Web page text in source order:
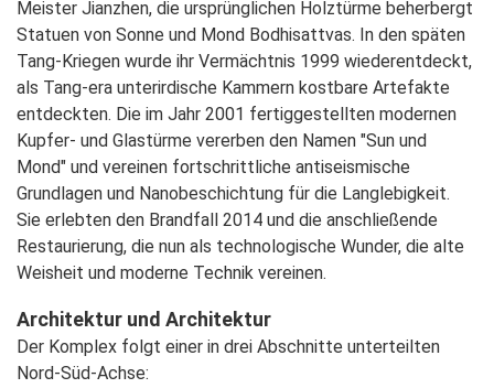
Meister Jianzhen, die ursprünglichen Holztürme beherbergt
Statuen von Sonne und Mond Bodhisattvas. In den späten
Tang-Kriegen wurde ihr Vermächtnis 1999 wiederentdeckt,
als Tang-era unterirdische Kammern kostbare Artefakte
entdeckten. Die im Jahr 2001 fertiggestellten modernen
Kupfer- und Glastürme vererben den Namen "Sun und
Mond" und vereinen fortschrittliche antiseismische
Grundlagen und Nanobeschichtung für die Langlebigkeit.
Sie erlebten den Brandfall 2014 und die anschließende
Restaurierung, die nun als technologische Wunder, die alte
Weisheit und moderne Technik vereinen.
Architektur und Architektur
Der Komplex folgt einer in drei Abschnitte unterteilten
Nord-Süd-Achse: